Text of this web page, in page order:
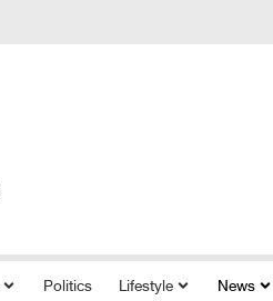
Politics Lifestyle News